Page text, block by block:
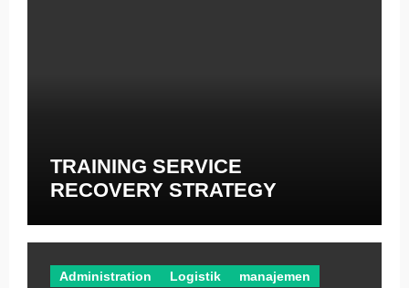
TRAINING SERVICE
RECOVERY STRATEGY
Administration Logistik manajemen